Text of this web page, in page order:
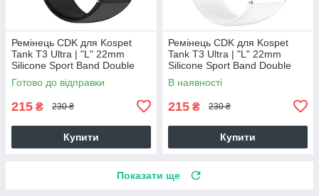
Ремінець CDK для Kospet
Tank T3 Ultra | "L" 22mm
Silicone Sport Band Double
Loop (023334) (black)
Готово до відправки
215 ₴ 230 ₴
Купити
Ремінець CDK для Kospet
Tank T3 Ultra | "L" 22mm
Silicone Sport Band Double
Loop (023334) (white)
В наявності
215 ₴ 230 ₴
Купити
Показати ще